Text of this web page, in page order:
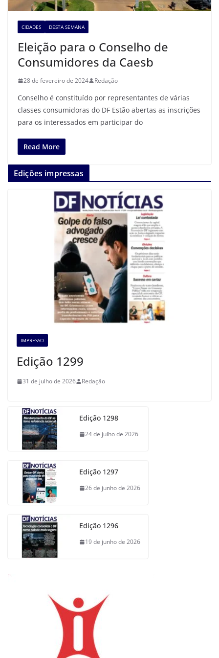
CIDADES DESTA SEMANA
Eleição para o Conselho de
Consumidores da Caesb
28 de fevereiro de 2024 Redação
Conselho é constituído por representantes de várias
classes consumidoras do DF Estão abertas as inscrições
para os interessados em participar do
Read More
Edições impressas
IMPRESSO
Edição 1299
31 de julho de 2026 Redação
Edição 1298
24 de julho de 2026
Edição 1297
26 de junho de 2026
Edição 1296
19 de junho de 2026